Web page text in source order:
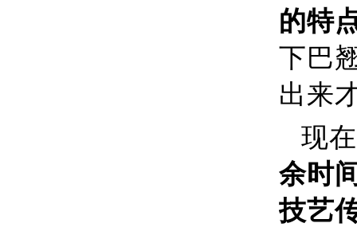
的特
下巴
出来
现
余时
技艺